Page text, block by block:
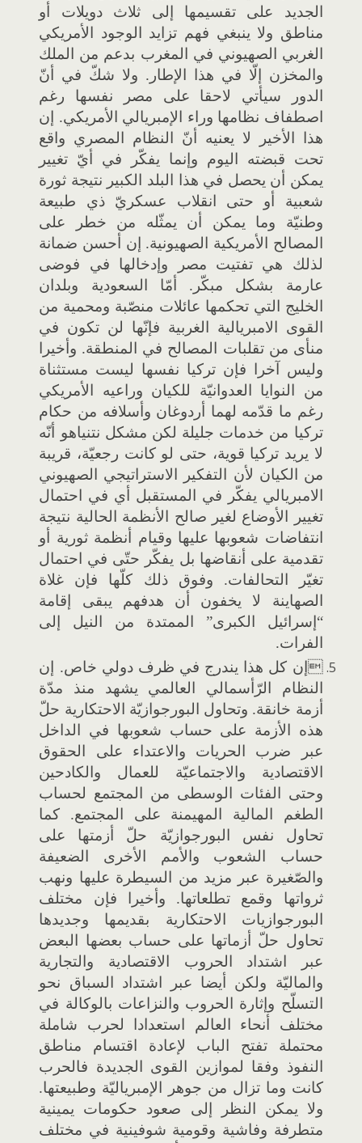
الجديد على تقسيمها إلى ثلاث دويلات أو
مناطق ولا ينبغي فهم تزايد الوجود الأمريكي
الغربي الصهيوني في المغرب بدعم من الملك
والمخزن إلّا في هذا الإطار. ولا شكّ في أنّ
الدور سيأتي لاحقا على مصر نفسها رغم
اصطفاف نظامها وراء الإمبريالي الأمريكي. إن
هذا الأخير لا يعنيه أنّ النظام المصري واقع
تحت قبضته اليوم وإنما يفكّر في أيّ تغيير
يمكن أن يحصل في هذا البلد الكبير نتيجة ثورة
شعبية أو حتى انقلاب عسكريّ ذي طبيعة
وطنيّة وما يمكن أن يمثّله من خطر على
المصالح الأمريكية الصهيونية. إن أحسن ضمانة
لذلك هي تفتيت مصر وإدخالها في فوضى
عارمة بشكل مبكّر. أمّا السعودية وبلدان
الخليج التي تحكمها عائلات منصّبة ومحمية من
القوى الامبريالية الغربية فإنّها لن تكون في
منأى من تقلبات المصالح في المنطقة. وأخيرا
وليس آخرا فإن تركيا نفسها ليست مستثناة
من النوايا العدوانيّة للكيان وراعيه الأمريكي
رغم ما قدّمه لهما أردوغان وأسلافه من حكام
تركيا من خدمات جليلة لكن مشكل نتنياهو أنّه
لا يريد تركيا قوية، حتى لو كانت رجعيّة، قريبة
من الكيان لأن التفكير الاستراتيجي الصهيوني
الامبريالي يفكّر في المستقبل أي في احتمال
تغيير الأوضاع لغير صالح الأنظمة الحالية نتيجة
انتفاضات شعوبها عليها وقيام أنظمة ثورية أو
تقدمية على أنقاضها بل يفكّر حتّى في احتمال
تغيّر التحالفات. وفوق ذلك كلّها فإن غلاة
الصهاينة لا يخفون أن هدفهم يبقى إقامة
“إسرائيل الكبرى” الممتدة من النيل إلى
الفرات.
إن كل هذا يندرج في ظرف دولي خاص. إن
النظام الرّأسمالي العالمي يشهد منذ مدّة
أزمة خانقة. وتحاول البورجوازيّة الاحتكارية حلّ
هذه الأزمة على حساب شعوبها في الداخل
عبر ضرب الحريات والاعتداء على الحقوق
الاقتصادية والاجتماعيّة للعمال والكادحين
وحتى الفئات الوسطى من المجتمع لحساب
الطغم المالية المهيمنة على المجتمع. كما
تحاول نفس البورجوازيّة حلّ أزمتها على
حساب الشعوب والأمم الأخرى الضعيفة
والصّغيرة عبر مزيد من السيطرة عليها ونهب
ثرواتها وقمع تطلعاتها. وأخيرا فإن مختلف
البورجوازيات الاحتكارية بقديمها وجديدها
تحاول حلّ أزماتها على حساب بعضها البعض
عبر اشتداد الحروب الاقتصادية والتجارية
والماليّة ولكن أيضا عبر اشتداد السباق نحو
التسلّح وإثارة الحروب والنزاعات بالوكالة في
مختلف أنحاء العالم استعدادا لحرب شاملة
محتملة تفتح الباب لإعادة اقتسام مناطق
النفوذ وفقا لموازين القوى الجديدة فالحرب
كانت وما تزال من جوهر الإمبرياليّة وطبيعتها.
ولا يمكن النظر إلى صعود حكومات يمينية
متطرفة وفاشية وقومية شوفينية في مختلف